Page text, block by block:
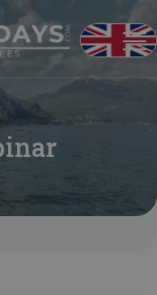
Inglese